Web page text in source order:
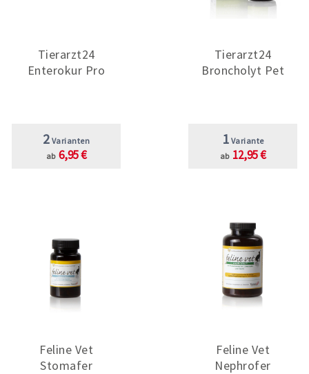
Tierarzt24
Enterokur Pro
2 Varianten
ab 6,95 €
Tierarzt24
Broncholyt Pet
1 Variante
ab 12,95 €
Feline Vet
Stomafer
Feline Vet
Nephrofer